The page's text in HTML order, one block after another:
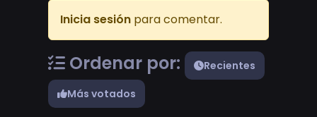
Inicia sesión para comentar.
Ordenar por:
Recientes
Más votados